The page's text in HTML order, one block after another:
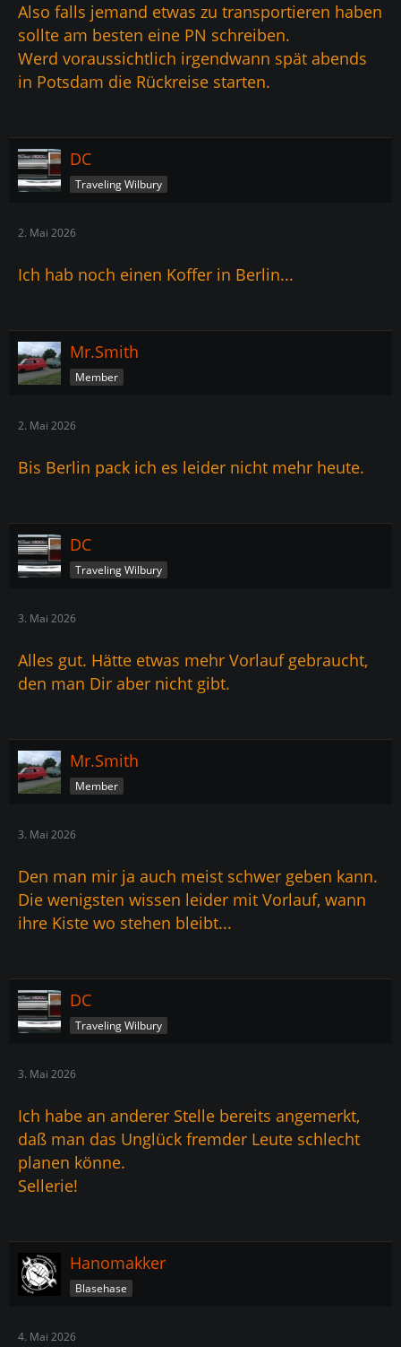
Also falls jemand etwas zu transportieren haben
sollte am besten eine PN schreiben.
Werd voraussichtlich irgendwann spät abends
in Potsdam die Rückreise starten.
DC
Traveling Wilbury
2. Mai 2026
Ich hab noch einen Koffer in Berlin...
Mr.Smith
Member
2. Mai 2026
Bis Berlin pack ich es leider nicht mehr heute.
DC
Traveling Wilbury
3. Mai 2026
Alles gut. Hätte etwas mehr Vorlauf gebraucht,
den man Dir aber nicht gibt.
Mr.Smith
Member
3. Mai 2026
Den man mir ja auch meist schwer geben kann.
Die wenigsten wissen leider mit Vorlauf, wann
ihre Kiste wo stehen bleibt...
DC
Traveling Wilbury
3. Mai 2026
Ich habe an anderer Stelle bereits angemerkt,
daß man das Unglück fremder Leute schlecht
planen könne.
Sellerie!
Hanomakker
Blasehase
4. Mai 2026